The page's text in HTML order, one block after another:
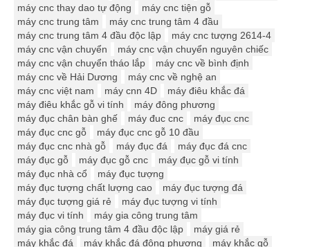
máy cnc thay dao tự động
máy cnc tiện gỗ
máy cnc trung tâm
máy cnc trung tâm 4 đầu
máy cnc trung tâm 4 đầu độc lập
máy cnc tượng 2614-4
máy cnc vận chuyển
máy cnc vận chuyển nguyên chiếc
máy cnc vận chuyển tháo lắp
máy cnc về bình định
máy cnc về Hải Dương
máy cnc về nghệ an
máy cnc việt nam
máy cnn 4D
máy điêu khắc đá
máy điêu khắc gỗ vi tính
máy đông phương
máy đục chân bàn ghế
máy đuc cnc
máy đục cnc
máy đục cnc gỗ
máy đục cnc gỗ 10 đầu
máy đục cnc nhà gỗ
máy đục đá
máy đục đá cnc
máy đục gỗ
máy đục gỗ cnc
máy đục gỗ vi tính
máy đục nhà cổ
máy đục tượng
máy đục tượng chất lượng cao
máy đục tượng đá
máy đục tượng giá rẻ
máy đục tượng vi tính
máy đục vi tính
máy gia công trung tâm
máy gia công trung tâm 4 đầu độc lập
máy giá rẻ
máy khắc đá
máy khắc đá đông phương
máy khắc gỗ